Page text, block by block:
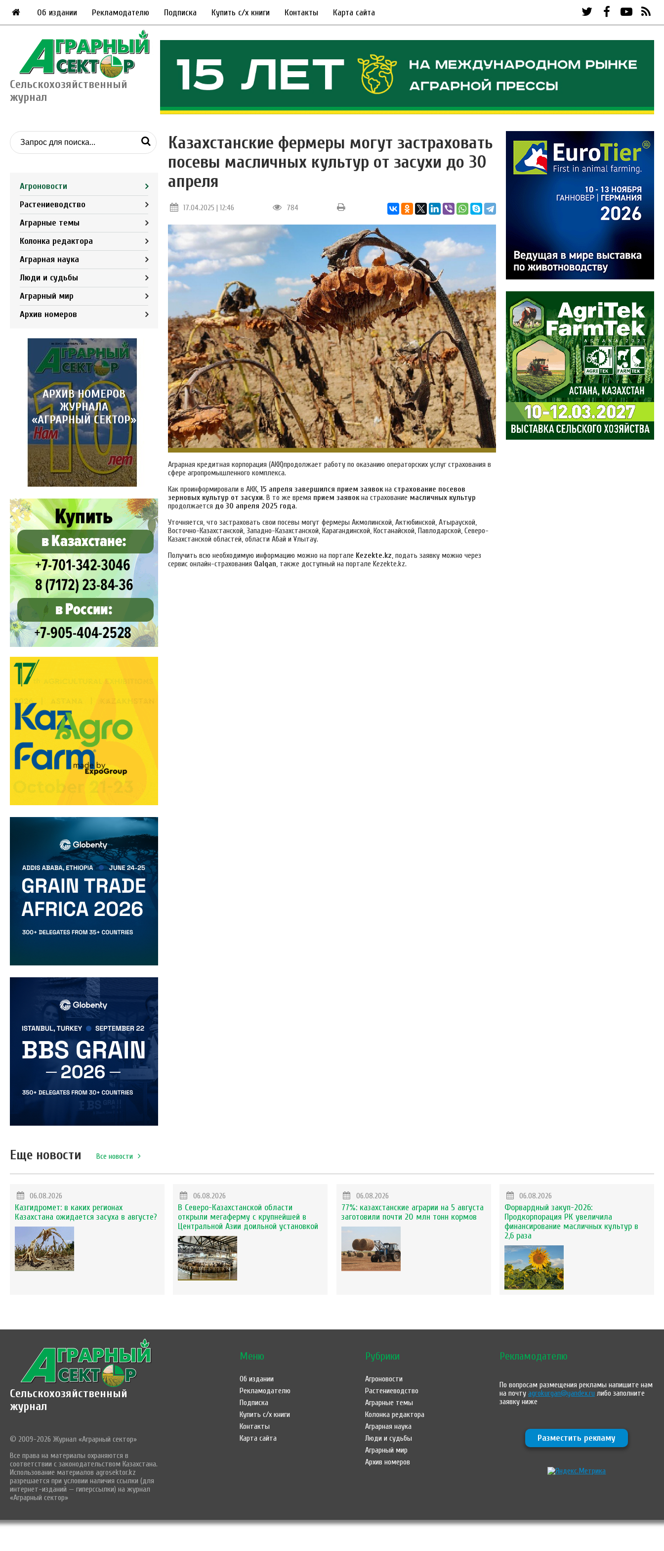
Об издании Рекламодателю Подписка Купить с/х книги Контакты Карта сайта
Сельскохозяйственный
журнал
Агроновости
Растениеводство
Аграрные темы
Колонка редактора
Аграрная наука
Люди и судьбы
Аграрный мир
Архив номеров
АРХИВ НОМЕРОВ
ЖУРНАЛА
«АГРАРНЫЙ СЕКТОР»
Казахстанские фермеры могут застраховать
посевы масличных культур от засухи до 30
апреля
17.04.2025 | 12:46 784
Аграрная кредитная корпорация (АКК)продолжает работу по оказанию операторских услуг страхования в
сфере агропромышленного комплекса.
Как проинформировали в АКК, 15 апреля завершился прием заявокна страхование посевов
зерновых культур от засухи. В то же время прием заявокна страхование масличных культур
продолжается до 30 апреля 2025 года.
Уточняется, что застраховать свои посевы могут фермеры Акмолинской, Актюбинской, Атырауской,
Восточно-Казахстанской, Западно-Казахстанской, Карагандинской, Костанайской, Павлодарской, Северо-
Казахстанской областей, области Абай и Ұлытау.
Получить всю необходимую информацию можно на портале Kezekte.kz, подать заявку можно через
сервис онлайн-страхования Qalqan, также доступный на портале Kezekte.kz.
Еще новости Все новости
06.08.2026
Казгидромет: в каких регионах
Казахстана ожидается засуха в августе?
06.08.2026
В Северо-Казахстанской области
открыли мегаферму с крупнейшей в
Центральной Азии доильной установкой
06.08.2026
77%: казахстанские аграрии на 5 августа
заготовили почти 20 млн тонн кормов
06.08.2026
Форвардный закуп-2026:
Продкорпорация РК увеличила
финансирование масличных культур в
2,6 раза
Сельскохозяйственный
журнал
© 2009-2026 Журнал «Аграрный сектор»
Все права на материалы охраняются в
соответствии с законодательством Казахстана.
Использование материалов agrosektor.kz
разрешается при условии наличия ссылки (для
интернет-изданий — гиперссылки) на журнал
«Аграрный сектор»
Меню
Об издании
Рекламодателю
Подписка
Купить с/х книги
Контакты
Карта сайта
Рубрики
Агроновости
Растениеводство
Аграрные темы
Колонка редактора
Аграрная наука
Люди и судьбы
Аграрный мир
Архив номеров
Рекламодателю
По вопросам размещения рекламы напишите нам
на почтуagrokurgan@yandex.ru либо заполните
заявку ниже
Разместить рекламу